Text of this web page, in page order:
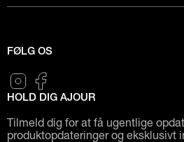
FØLG OS
HOLD DIG AJOUR
Tilmeld dig for at få ugentlige
produktopdateringer og eksklusivt